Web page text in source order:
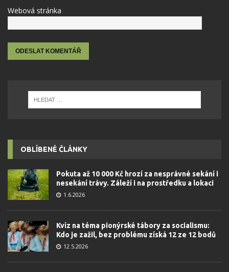
Webová stránka
OBLÍBENÉ ČLÁNKY
Pokuta až 10 000 Kč hrozí za nesprávné sekání i
nesekání trávy. Záleží i na prostředku a lokaci
1.6.2026
Kvíz na téma pionýrské tábory za socialismu:
Kdo je zažil, bez problému získá 12 ze 12 bodů
12.5.2026